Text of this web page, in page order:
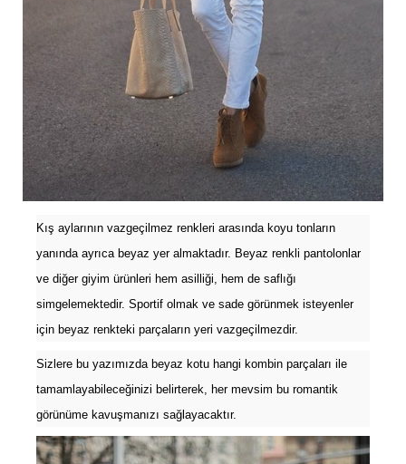
Kış aylarının vazgeçilmez renkleri arasında koyu tonların
yanında ayrıca beyaz yer almaktadır. Beyaz renkli pantolonlar
ve diğer giyim ürünleri hem asilliği, hem de saflığı
simgelemektedir. Sportif olmak ve sade görünmek isteyenler
için beyaz renkteki parçaların yeri vazgeçilmezdir.
Sizlere bu yazımızda beyaz kotu hangi kombin parçaları ile
tamamlayabileceğinizi belirterek, her mevsim bu romantik
görünüme kavuşmanızı sağlayacaktır.